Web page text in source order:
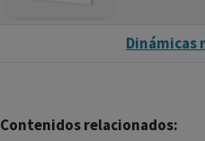
Dinámicas
Contenidos relacionados: